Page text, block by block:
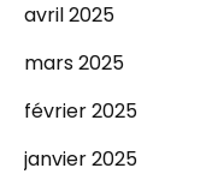
avril 2025
mars 2025
février 2025
janvier 2025